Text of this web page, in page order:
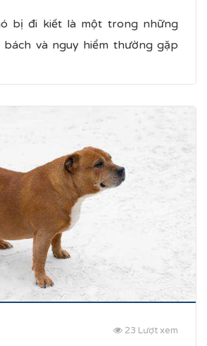
bị đi kiết là một trong những
và nguy hiểm thường gặp
23 Lượt xem